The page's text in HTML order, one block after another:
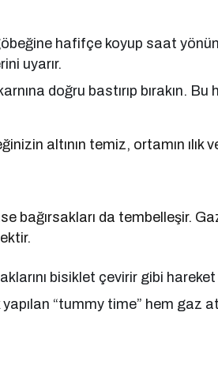
hafifçe koyup saat
uyarır.
doğru bastırıp bırakın. Bu
altının temiz, ortamın ılık
bağırsakları da tembelleşir.
bisiklet çevirir gibi
“tummy time” hem gaz